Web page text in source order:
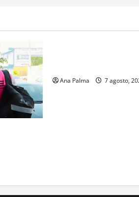
Ana Palma 7 agosto,